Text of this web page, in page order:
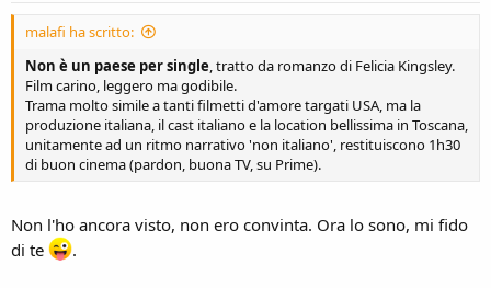
malafi ha scritto:
Non è un paese per single, tratto da romanzo di Felicia Kingsley.
Film carino, leggero ma godibile.
Trama molto simile a tanti filmetti d'amore targati USA, ma la
produzione italiana, il cast italiano e la location bellissima in Toscana,
unitamente ad un ritmo narrativo 'non italiano', restituiscono 1h30
di buon cinema (pardon, buona TV, su Prime).
Non l'ho ancora visto, non ero convinta. Ora lo sono, mi fido
di te
.